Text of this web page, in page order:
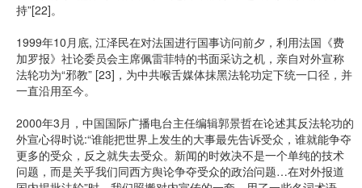
持”[22]。
1999年10月底, 江泽民在对法国进行国事访问前夕，利用法国《费
加罗报》社论委员会主席佩雷菲特的书面采访之机，亲自对外宣称
法轮功为“邪教” [23]，为中共喉舌媒体抹黑法轮功定下统一口径，并
一直沿用至今。
2000年3月，中国国际广播电台主任编辑郭景哲在论述其反法轮功的
外宣心得时说:“谁能把世界上发生的大事最先告诉受众，谁就能争夺
更多的受众，反之就失去受众。新闻的时效决不是一个单纯的技术
问题，而是关乎我们同西方舆论争夺受众的政治问题…在对外报道